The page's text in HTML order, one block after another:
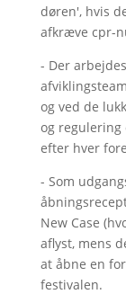
døren', hvis
afkræve cpr-
- Der
og ved de
og regulering
efter hver
- Som
New Case
aflyst, mens
at åbne en
festivalen.